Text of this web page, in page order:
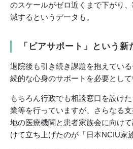
のスケールがゼロ近くまで下がり
減するというデータも。
「ピアサポート」という新
退院後も引き続き課題を抱えてい
続的な心身のサポートを必要として
もちろん行政でも相談窓口を設け
業等を行っていますが、さらなる
地の医療機関と患者家族会に向け
けて立ち上げたのが「日本NCIU家